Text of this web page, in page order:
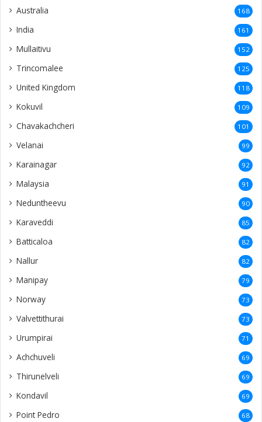
Australia 168
India 161
Mullaitivu 152
Trincomalee 125
United Kingdom 118
Kokuvil 109
Chavakachcheri 101
Velanai 99
Karainagar 92
Malaysia 91
Neduntheevu 90
Karaveddi 85
Batticaloa 82
Nallur 82
Manipay 79
Norway 73
Valvettithurai 73
Urumpirai 71
Achchuveli 69
Thirunelveli 69
Kondavil 69
Point Pedro 68